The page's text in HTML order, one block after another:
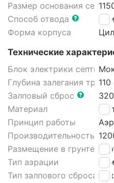
Размер основания
Способ отвода
Форма корпуса
Технические
Блок электрики септика
Глубина залегания трубы
Залповый сброс
Материал
Принцип работы
Производительность
Размещение в грунте
Тип аэрации
Тип залпового сброса